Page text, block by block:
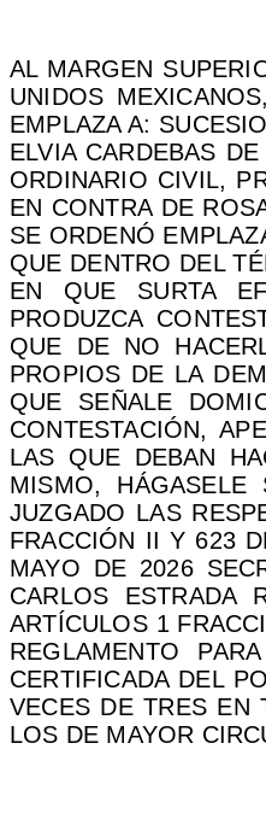
AL MARGEN
UNIDOS
EMPLAZA A:
ELVIA CARDEBAS
ORDINARIO CIVIL,
EN CONTRA DE
SE ORDENÓ
QUE DENTRO DEL
EN QUE SURTA
PRODUZCA
QUE DE NO
PROPIOS DE LA
QUE SEÑALE
CONTESTACIÓN,
LAS QUE DEBAN
MISMO,
JUZGADO LAS
FRACCIÓN II Y 623
MAYO DE 2026
CARLOS ESTRADA
ARTÍCULOS 1
REGLAMENTO
CERTIFICADA DEL
VECES DE TRES EN
LOS DE MAYOR